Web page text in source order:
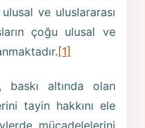
ve uluslararası
çoğu ulusal ve
[1]
baskı altında olan
tayin hakkını ele